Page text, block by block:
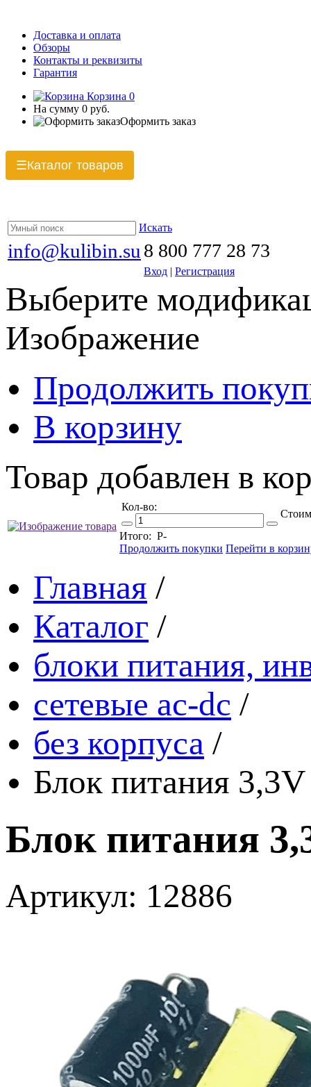
Доставка и оплата
Обзоры
Контакты и реквизиты
Гарантия
Корзина 0
На сумму 0 руб.
Оформить заказ
☰Каталог товаров
Искать
info@kulibin.su 8 800 777 28 73
Вход | Регистрация
Выберите
Изображение
Продолжить
В корзину
Товар добавлен в
Кол-во:
Итого: Р-
Продолжить покупки Перейти в
Главная /
Каталог /
блоки питания,
сетевые ac-dc /
без корпуса /
Блок питания
Блок питания
Артикул: 12886